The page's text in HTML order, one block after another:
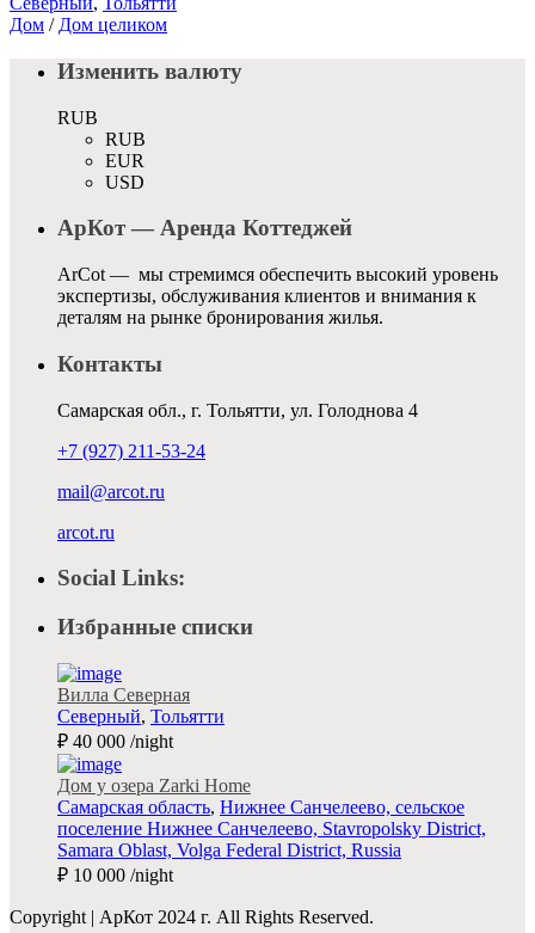
Дом / Дом целиком
Изменить валюту
RUB
RUB
EUR
USD
АрКот — Аренда Коттеджей
ArCot — мы стремимся обеспечить высокий уровень
экспертизы, обслуживания клиентов и внимания к
деталям на рынке бронирования жилья.
Контакты
Самарская обл., г. Тольятти, ул. Голоднова 4
+7 (927) 211-53-24
mail@arcot.ru
arcot.ru
Social Links:
Избранные списки
Вилла Северная
Северный, Тольятти
₽ 40 000 /night
Дом у озера Zarki Home
Самарская область, Нижнее Санчелеево, сельское
поселение Нижнее Санчелеево, Stavropolsky District,
Samara Oblast, Volga Federal District, Russia
₽ 10 000 /night
Copyright | АрКот 2024 г. All Rights Reserved.